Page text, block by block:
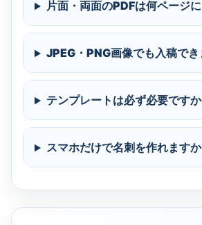
片面・両面のPDFは何ページ
JPEG・PNG画像でも入稿でき
テンプレートは必ず必要ですか
スマホだけで名刺を作れますか